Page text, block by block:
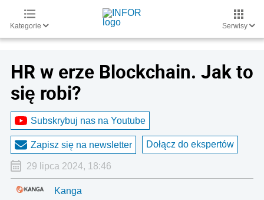
Kategorie Serwisy
HR w erze Blockchain. Jak to
się robi?
Subskrybuj nas na Youtube
Zapisz się na newsletter Dołącz do ekspertów
29 lipca 2024, 18:46
Kanga